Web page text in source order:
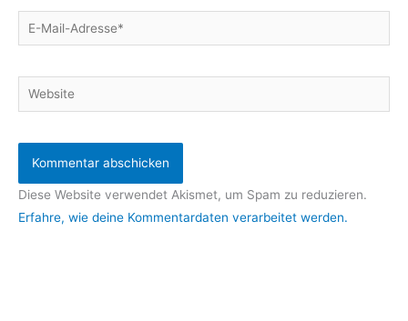
E-
Mail-
Website
Diese Website verwendet Akismet, um Spam zu reduzieren.
Erfahre, wie deine Kommentardaten verarbeitet werden.